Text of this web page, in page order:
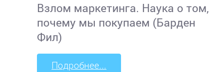
Взлом маркетинга. Наука о том,
почему мы покупаем (Барден
Фил)
Подробнее...